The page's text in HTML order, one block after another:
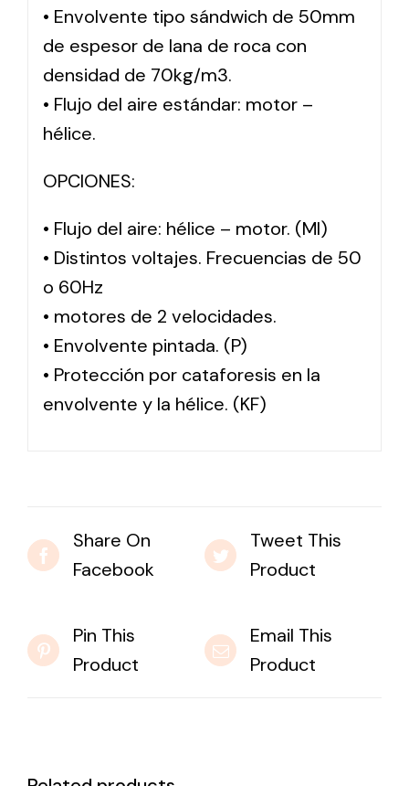
• Envolvente tipo sándwich de 50mm
de espesor de lana de roca con
densidad de 70kg/m3.
• Flujo del aire estándar: motor –
hélice.
OPCIONES:
• Flujo del aire: hélice – motor. (MI)
• Distintos voltajes. Frecuencias de 50
o 60Hz
• motores de 2 velocidades.
• Envolvente pintada. (P)
• Protección por cataforesis en la
envolvente y la hélice. (KF)
Share On
Facebook
Tweet This
Product
Pin This
Product
Email This
Product